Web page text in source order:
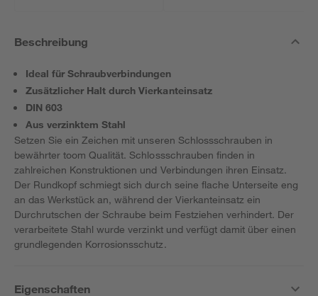
Beschreibung
Ideal für Schraubverbindungen
Zusätzlicher Halt durch Vierkanteinsatz
DIN 603
Aus verzinktem Stahl
Setzen Sie ein Zeichen mit unseren Schlossschrauben in
bewährter toom Qualität. Schlossschrauben finden in
zahlreichen Konstruktionen und Verbindungen ihren Einsatz.
Der Rundkopf schmiegt sich durch seine flache Unterseite eng
an das Werkstück an, während der Vierkanteinsatz ein
Durchrutschen der Schraube beim Festziehen verhindert. Der
verarbeitete Stahl wurde verzinkt und verfügt damit über einen
grundlegenden Korrosionsschutz.
Eigenschaften